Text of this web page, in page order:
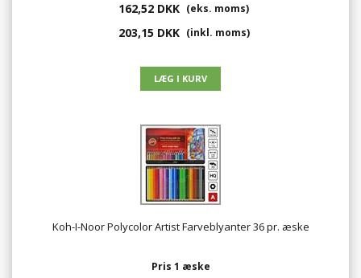
162,52 DKK (eks. moms)
203,15 DKK (inkl. moms)
Koh-I-Noor Polycolor Artist Farveblyanter 36 pr. æske
Pris 1 æske